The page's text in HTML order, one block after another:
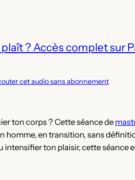
? Accès complet sur
cet audio sans abonnement
ton corps ? Cette séance de
en transition, sans
ton plaisir, cette séance